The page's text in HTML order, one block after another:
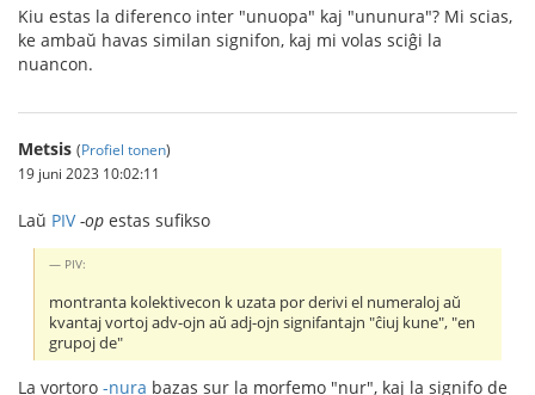
Kiu estas la diferenco inter "unuopa" kaj "ununura"? Mi scias,
ke ambaŭ havas similan signifon, kaj mi volas sciĝi la
nuancon.
Metsis (Profiel tonen)
19 juni 2023 10:02:11
Laŭ PIV -op estas sufikso
PIV:
montranta kolektivecon k uzata por derivi el numeraloj aŭ
kvantaj vortoj adv-ojn aŭ adj-ojn signifantajn "ĉiuj kune", "en
grupoj de"
La vortoro -nura bazas sur la morfemo "nur", kaj la signifo de